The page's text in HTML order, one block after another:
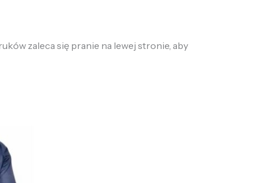
zaleca się pranie na lewej stronie, aby